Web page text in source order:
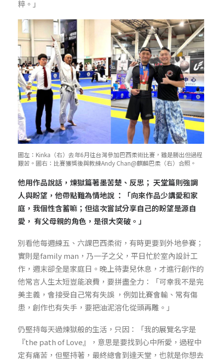
粹。」
圖左：Kinka（右）去年6月往台灣參加巴西柔術比賽，雖是勝出但過程
艱苦。圖右：比賽獲獎後與教練Andy Chan@麒麟巴柔（右）合照。
他用作品說話，煉獄篇著墨苦楚、反思； 天堂篇則強調
人與盼望，他帶點難為情地說 ：「向來作品少講愛和家
庭，我個性含蓄嘛；但這次嘗試分享自己的盼望是源自
愛， 有父母親的角色，是很大突破。」
別看他每週練五、六課巴西柔術，有時更要到外地參賽；
實則是family man，乃一子之父，平日忙於室內設計工
作，週末卻全是家庭日。晚上待妻兒休息，才進行創作的
他常言人生太短豈能浪費，要拼盡全力：「可幸我不是完
美主義，會接受自己常有失誤 ，例如比賽會輸、常有傷
患，創作也有失手，要把油泥溶化從頭再雕。」
仍堅持每天過煉獄般的生活，只因：「我的展覽名字是
『the path of Love』，意思是要找到心中所愛，過程中
定有痛苦，但堅持著，最終總會到達天堂，也就是你想去